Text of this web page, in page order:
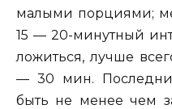
малыми порциями;
15 — 20-минутный
ложиться, лучше
— 30 мин.
быть не менее чем